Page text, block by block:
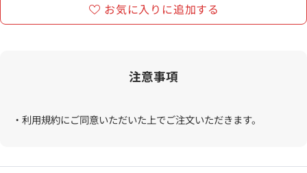
お気に入りに追加する
注意事項
・利用規約にご同意いただいた上でご注文いただきます。